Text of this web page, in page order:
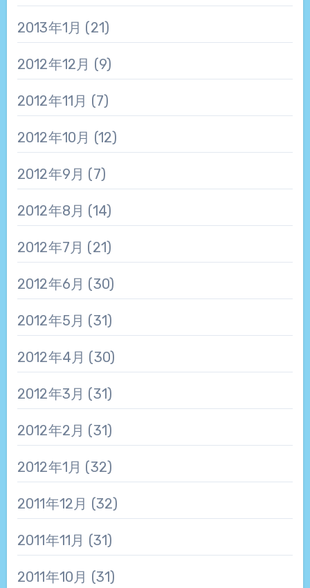
2013年1月 (21)
2012年12月 (9)
2012年11月 (7)
2012年10月 (12)
2012年9月 (7)
2012年8月 (14)
2012年7月 (21)
2012年6月 (30)
2012年5月 (31)
2012年4月 (30)
2012年3月 (31)
2012年2月 (31)
2012年1月 (32)
2011年12月 (32)
2011年11月 (31)
2011年10月 (31)